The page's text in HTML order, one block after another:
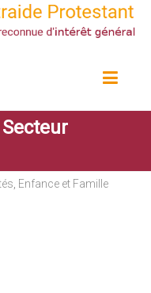
, Enfance et Famille